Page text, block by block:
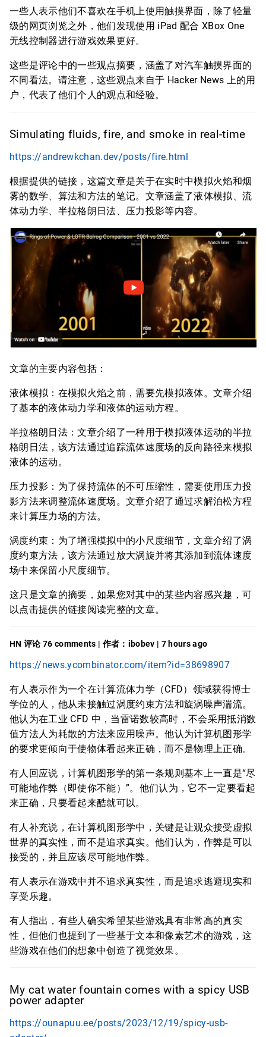
一些人表示他们不喜欢在手机上使用触摸界面，除了轻量
级的网页浏览之外，他们发现使用 iPad 配合 XBox One
无线控制器进行游戏效果更好。
这些是评论中的一些观点摘要，涵盖了对汽车触摸界面的
不同看法。请注意，这些观点来自于 Hacker News 上的用
户，代表了他们个人的观点和经验。
Simulating fluids, fire, and smoke in real-time
https://andrewkchan.dev/posts/fire.html
根据提供的链接，这篇文章是关于在实时中模拟火焰和烟
雾的数学、算法和方法的笔记。文章涵盖了液体模拟、流
体动力学、半拉格朗日法、压力投影等内容。
文章的主要内容包括：
液体模拟：在模拟火焰之前，需要先模拟液体。文章介绍
了基本的液体动力学和液体的运动方程。
半拉格朗日法：文章介绍了一种用于模拟液体运动的半拉
格朗日法，该方法通过追踪流体速度场的反向路径来模拟
液体的运动。
压力投影：为了保持流体的不可压缩性，需要使用压力投
影方法来调整流体速度场。文章介绍了通过求解泊松方程
来计算压力场的方法。
涡度约束：为了增强模拟中的小尺度细节，文章介绍了涡
度约束方法，该方法通过放大涡旋并将其添加到流体速度
场中来保留小尺度细节。
这只是文章的摘要，如果您对其中的某些内容感兴趣，可
以点击提供的链接阅读完整的文章。
HN 评论 76 comments | 作者：ibobev | 7 hours ago
https://news.ycombinator.com/item?id=38698907
有人表示作为一个在计算流体力学（CFD）领域获得博士
学位的人，他从未接触过涡度约束方法和旋涡噪声湍流。
他认为在工业 CFD 中，当雷诺数较高时，不会采用抵消数
值方法人为耗散的方法来应用噪声。他认为计算机图形学
的要求更倾向于使物体看起来正确，而不是物理上正确。
有人回应说，计算机图形学的第一条规则基本上一直是“尽
可能地作弊（即使你不能）”。他们认为，它不一定要看起
来正确，只要看起来酷就可以。
有人补充说，在计算机图形学中，关键是让观众接受虚拟
世界的真实性，而不是追求真实。他们认为，作弊是可以
接受的，并且应该尽可能地作弊。
有人表示在游戏中并不追求真实性，而是追求逃避现实和
享受乐趣。
有人指出，有些人确实希望某些游戏具有非常高的真实
性，但他们也提到了一些基于文本和像素艺术的游戏，这
些游戏在他们的想象中创造了视觉效果。
My cat water fountain comes with a spicy USB
power adapter
https://ounapuu.ee/posts/2023/12/19/spicy-usb-